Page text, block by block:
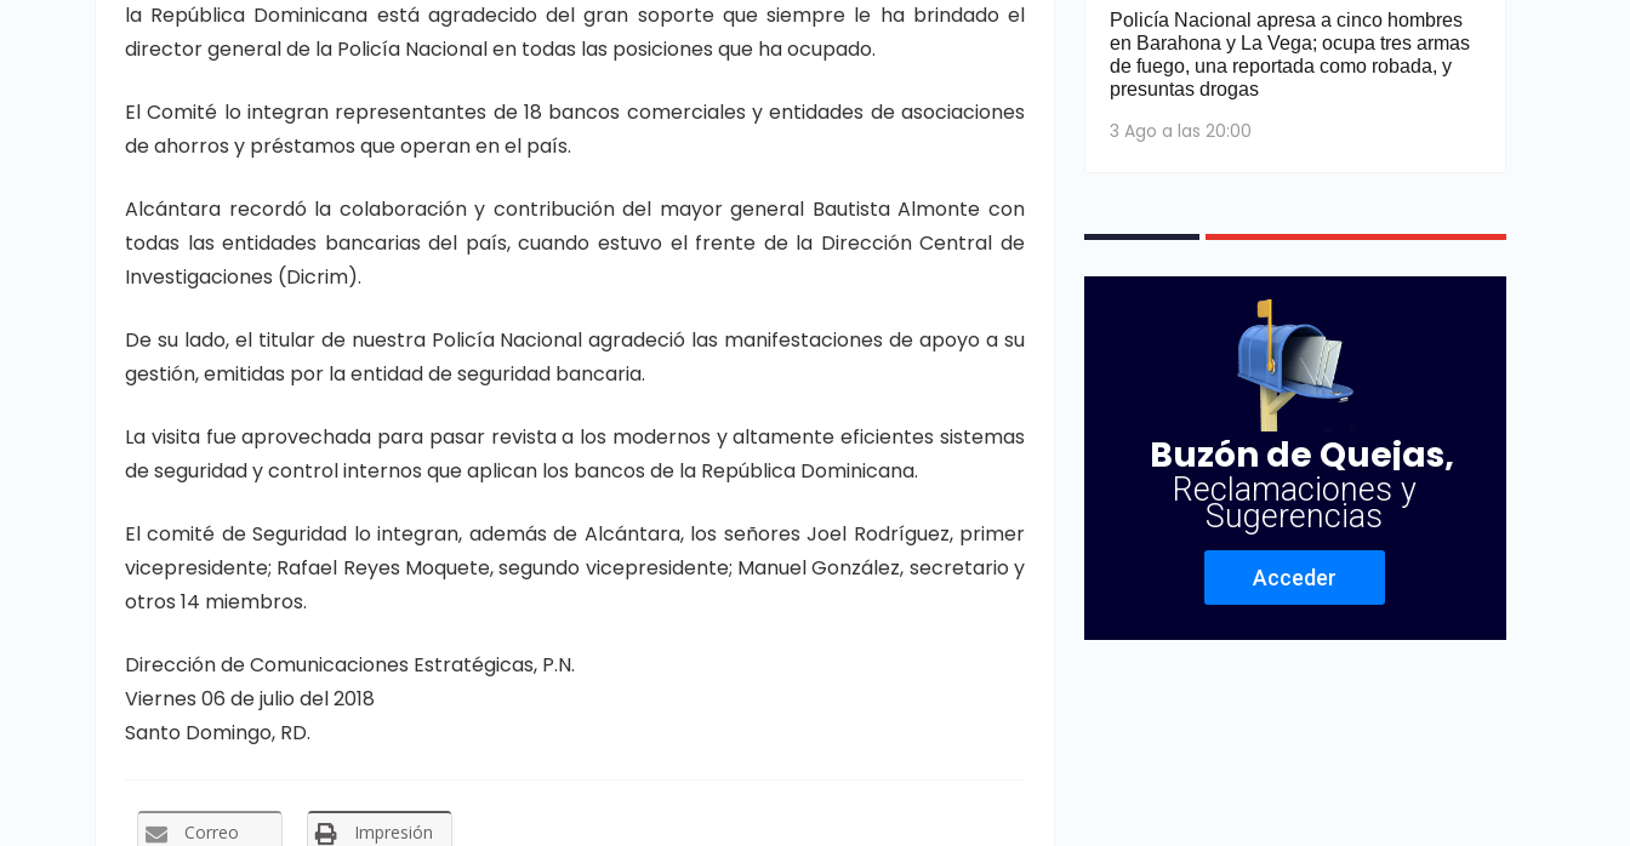
la República Dominicana está agradecido del gran soporte que siempre le ha brindado el
director general de la Policía Nacional en todas las posiciones que ha ocupado.
El Comité lo integran representantes de 18 bancos comerciales y entidades de asociaciones
de ahorros y préstamos que operan en el país.
Alcántara recordó la colaboración y contribución del mayor general Bautista Almonte con
todas las entidades bancarias del país, cuando estuvo el frente de la Dirección Central de
Investigaciones (Dicrim).
De su lado, el titular de nuestra Policía Nacional agradeció las manifestaciones de apoyo a su
gestión, emitidas por la entidad de seguridad bancaria.
La visita fue aprovechada para pasar revista a los modernos y altamente eficientes sistemas
de seguridad y control internos que aplican los bancos de la República Dominicana.
El comité de Seguridad lo integran, además de Alcántara, los señores Joel Rodríguez, primer
vicepresidente; Rafael Reyes Moquete, segundo vicepresidente; Manuel González, secretario y
otros 14 miembros.
Dirección de Comunicaciones Estratégicas, P.N.
Viernes 06 de julio del 2018
Santo Domingo, RD.
Correo Impresión
Policía Nacional apresa a cinco hombres
en Barahona y La Vega; ocupa tres armas
de fuego, una reportada como robada, y
presuntas drogas
3 Ago a las 20:00
Buzón de Quejas,
Reclamaciones y
Sugerencias
Acceder